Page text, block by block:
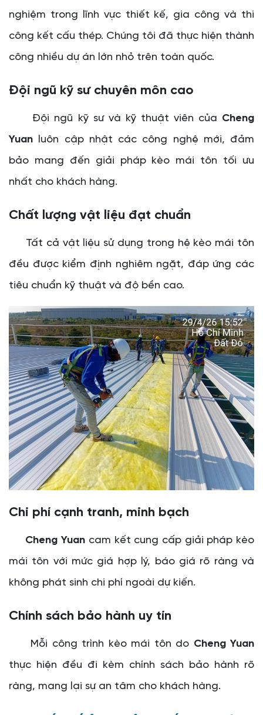
nghiệm trong lĩnh vực thiết kế, gia công và thi
công kết cấu thép. Chúng tôi đã thực hiện thành
công nhiều dự án lớn nhỏ trên toàn quốc.
Đội ngũ kỹ sư chuyên môn cao
Đội ngũ kỹ sư và kỹ thuật viên của Cheng
Yuan luôn cập nhật các công nghệ mới, đảm
bảo mang đến giải pháp kèo mái tôn tối ưu
nhất cho khách hàng.
Chất lượng vật liệu đạt chuẩn
Tất cả vật liệu sử dụng trong hệ kèo mái tôn
đều được kiểm định nghiêm ngặt, đáp ứng các
tiêu chuẩn kỹ thuật và độ bền cao.
Chi phí cạnh tranh, minh bạch
Cheng Yuan cam kết cung cấp giải pháp kèo
mái tôn với mức giá hợp lý, báo giá rõ ràng và
không phát sinh chi phí ngoài dự kiến.
Chính sách bảo hành uy tín
Mỗi công trình kèo mái tôn do Cheng Yuan
thực hiện đều đi kèm chính sách bảo hành rõ
ràng, mang lại sự an tâm cho khách hàng.